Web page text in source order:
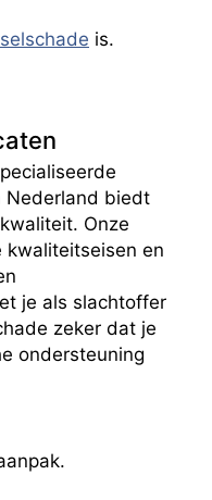
is.
Nederland biedt
Onze
kwaliteitseisen en
je als slachtoffer
zeker dat je
ondersteuning